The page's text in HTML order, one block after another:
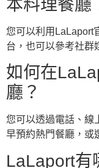
本料理餐廳
您可以利用LaLaport
台，也可以參考社群
如何在
廳？
您可以透過電話、線
早預約熱門餐廳，或
LaLaport有